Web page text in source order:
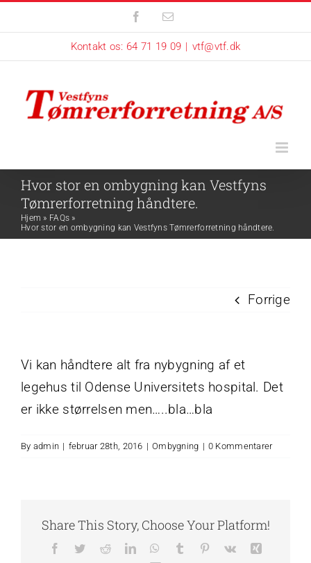
to
Facebook
E-
Kontakt os: 64 71 19 09 | vtf@vtf.dk
Hvor stor en ombygning kan Vestfyns
Tømrerforretning håndtere.
Hjem » FAQs »
Hvor stor en ombygning kan Vestfyns Tømrerforretning håndtere.
Forrige
Vi kan håndtere alt fra nybygning af et
legehus til Odense Universitets hospital. Det
er ikke størrelsen men…..bla…bla
By admin | februar 28th, 2016 | Ombygning | 0 Kommentarer
Share This Story, Choose Your Platform!
Facebook
TwitterRedditLinkedInWhatsApp
Tumblr Pinterest
Vk